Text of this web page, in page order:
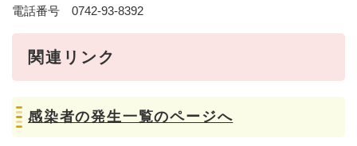
電話番号 0742-93-8392
関連リンク
感染者の発生一覧のページへ